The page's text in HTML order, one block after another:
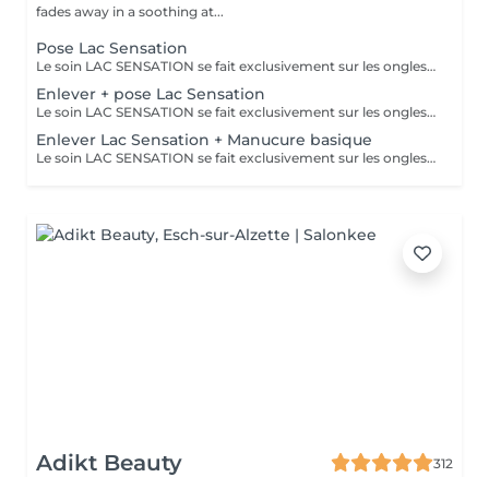
fades away in a soothing at...
Pose Lac Sensation
Le soin LAC SENSATION se fait exclusivement sur les ongles naturels des mains.
Enlever + pose Lac Sensation
Le soin LAC SENSATION se fait exclusivement sur les ongles naturels des mains.
Enlever Lac Sensation + Manucure basique
Le soin LAC SENSATION se fait exclusivement sur les ongles naturels des mains.
Adikt Beauty
312